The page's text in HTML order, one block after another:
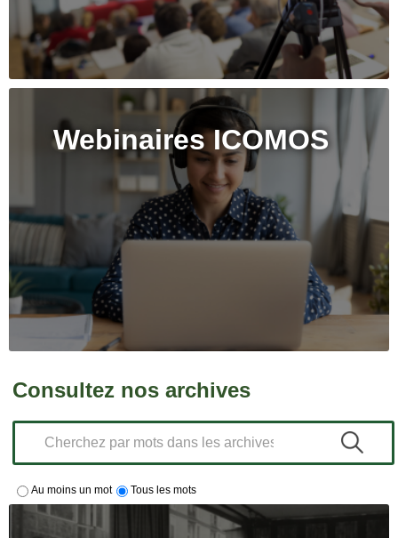
Webinaires ICOMOS
Consultez nos archives
Au moins un mot Tous les mots